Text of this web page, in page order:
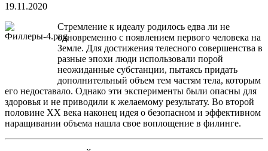
19.11.2020
Стремление к идеалу родилось едва ли не
одновременно с появлением первого человека на
Земле. Для достижения телесного совершенства в
разные эпохи люди использовали порой
неожиданные субстанции, пытаясь придать
дополнительный объем тем частям тела, которым
его недоставало. Однако эти эксперименты были опасны для
здоровья и не приводили к желаемому результату. Во второй
половине ХХ века наконец идея о безопасном и эффективном
наращивании объема нашла свое воплощение в филинге.